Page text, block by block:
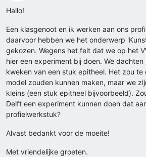
Hallo!
Een klasgenoot en ik werken aan ons
daarvoor hebben we het onderwerp
gekozen. Wegens het feit dat we op het
hier een experiment bij doen. We
kweken van een stuk epitheel. Het zou te
model zouden kunnen maken, maar we
kleins (een stuk epitheel bijvoorbeeld).
Delft een experiment kunnen doen dat
profielwerkstuk?
Alvast bedankt voor de moeite!
Met vriendelijke groeten.